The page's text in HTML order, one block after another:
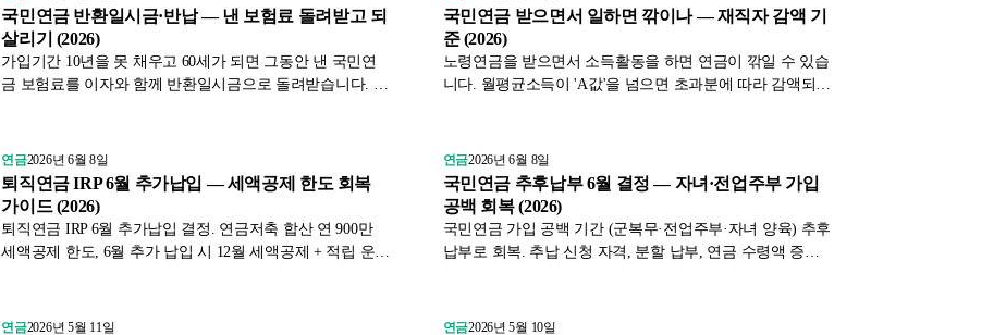
국민연금 반환일시금·반납 — 낸 보험료 돌려받고 되
살리기 (2026)
가입기간 10년을 못 채우고 60세가 되면 그동안 낸 국민연
금 보험료를 이자와 함께 반환일시금으로 돌려받습니다. 반
다.
국민연금 받으면서 일하면 깎이나 — 재직자 감액 기
준 (2026)
노령연금을 받으면서 소득활동을 하면 연금이 깎일 수 있습
니다. 월평균소득이 'A값'을 넘으면 초과분에 따라 감액되
연금2026년 6월 8일
퇴직연금 IRP 6월 추가납입 — 세액공제 한도 회복
가이드 (2026)
퇴직연금 IRP 6월 추가납입 결정. 연금저축 합산 연 900만
세액공제 한도, 6월 추가 납입 시 12월 세액공제 + 적립 운용
연금2026년 6월 8일
국민연금 추후납부 6월 결정 — 자녀·전업주부 가입
공백 회복 (2026)
국민연금 가입 공백 기간 (군복무·전업주부·자녀 양육) 추후
납부로 회복. 추납 신청 자격, 분할 납부, 연금 수령액 증가
연금2026년 5월 11일 연금2026년 5월 10일